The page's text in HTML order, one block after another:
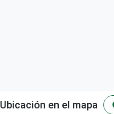
Ubicación en el mapa